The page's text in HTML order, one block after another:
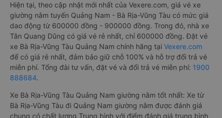
Hiện tại, theo cập nhật mới nhất của Vexere.com, giá vé xe
giường nằm tuyến Quảng Nam - Bà Rịa-Vũng Tàu có mức giá
dao động từ 600000 đồng - 900000 đồng. Trong đó, nhà xe
Tân Quang Dũng có giá vé rẻ nhất, chỉ 600000 đồng. Đặt vé
xe Bà Rịa-Vũng Tàu Quảng Nam chính hãng tại Vexere.com
để có giá rẻ nhất, đảm bảo giữ chỗ 100% và hỗ trợ đổi trả vé
miễn phí. Tổng đài tư vấn, đặt vé và đổi trả vé miễn phí: 1900
888684.
Xe Bà Rịa-Vũng Tàu Quảng Nam giường nằm tốt nhất: Xe từ
Bà Rịa-Vũng Tàu đi Quảng Nam giường nằm được đánh giá
chung có chất lượng Trung bình với điểm đánh giá trung bình